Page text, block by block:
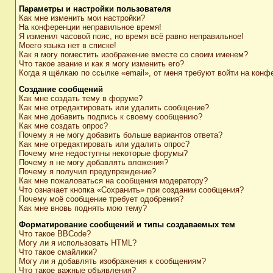
Параметры и настройки пользователя
Как мне изменить мои настройки?
На конференции неправильное время!
Я изменил часовой пояс, но время всё равно неправильное!
Моего языка нет в списке!
Как я могу поместить изображение вместе со своим именем?
Что такое звание и как я могу изменить его?
Когда я щёлкаю по ссылке «email», от меня требуют войти на
Создание сообщений
Как мне создать тему в форуме?
Как мне отредактировать или удалить сообщение?
Как мне добавить подпись к своему сообщению?
Как мне создать опрос?
Почему я не могу добавить больше вариантов ответа?
Как мне отредактировать или удалить опрос?
Почему мне недоступны некоторые форумы?
Почему я не могу добавлять вложения?
Почему я получил предупреждение?
Как мне пожаловаться на сообщения модератору?
Что означает кнопка «Сохранить» при создании сообщения?
Почему моё сообщение требует одобрения?
Как мне вновь поднять мою тему?
Форматирование сообщений и типы создаваемых тем
Что такое BBCode?
Могу ли я использовать HTML?
Что такое смайлики?
Могу ли я добавлять изображения к сообщениям?
Что такое важные объявления?